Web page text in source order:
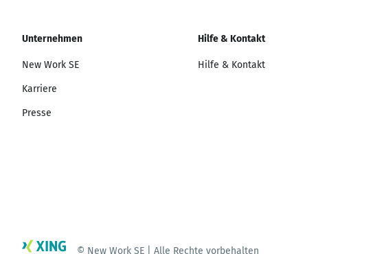
Unternehmen
New Work SE
Karriere
Presse
Hilfe & Kontakt
Hilfe & Kontakt
© New Work SE | Alle Rechte vorbehalten